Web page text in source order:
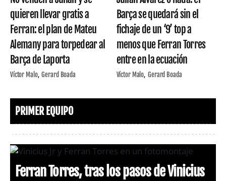
quieren llevar gratis a
Ferran: el plan de Mateu
Alemany para torpedear al
Barça de Laporta
Víctor Malo Gerard Boada
Barça se quedará sin el
fichaje de un ‘9’ top a
menos que Ferran Torres
entre en la ecuación
Víctor Malo Gerard Boada
PRIMER EQUIPO
Ferran Torres, tras los pasos de Vinicius